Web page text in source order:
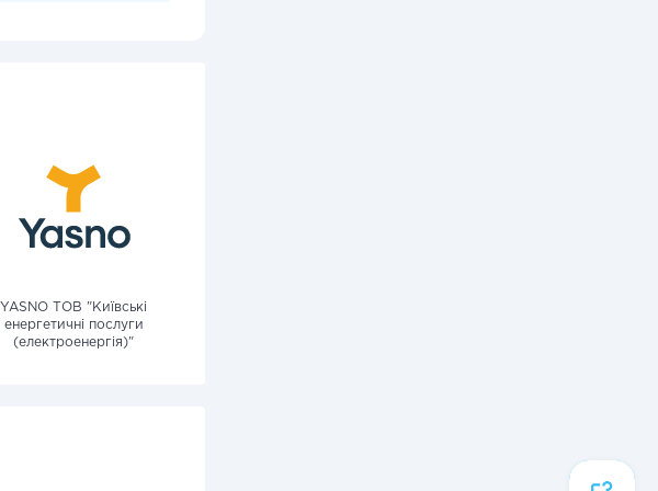
YASNO ТОВ "Київські
енергетичні послуги
(електроенергія)"